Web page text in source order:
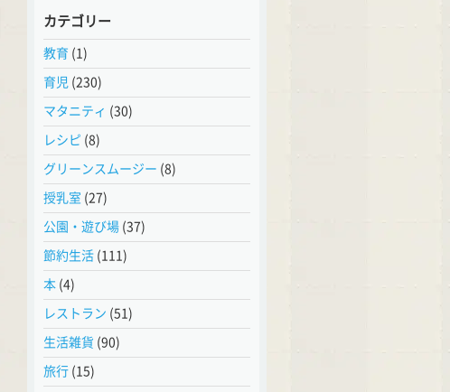
カテゴリー
教育 (1)
育児 (230)
マタニティ (30)
レシピ (8)
グリーンスムージー (8)
授乳室 (27)
公園・遊び場 (37)
節約生活 (111)
本 (4)
レストラン (51)
生活雑貨 (90)
旅行 (15)